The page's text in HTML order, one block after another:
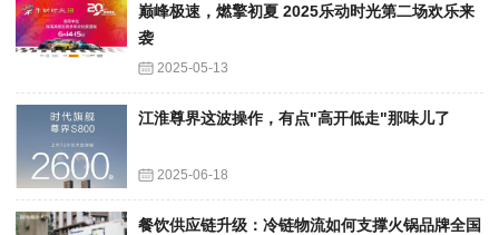
巅峰极速，燃擎初夏 2025乐动时光第二场欢乐来
袭
2025-05-13
江淮尊界这波操作，有点"高开低走"那味儿了
2025-06-18
餐饮供应链升级：冷链物流如何支撑火锅品牌全国